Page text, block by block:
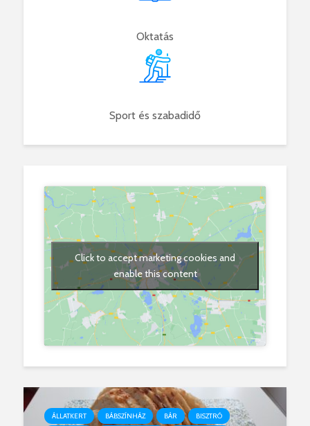
Oktatás
Sport és szabadidő
Click to accept marketing cookies and
enable this content
ÁLLATKERT BÁBSZÍNHÁZ BÁR
BISZTRÓ